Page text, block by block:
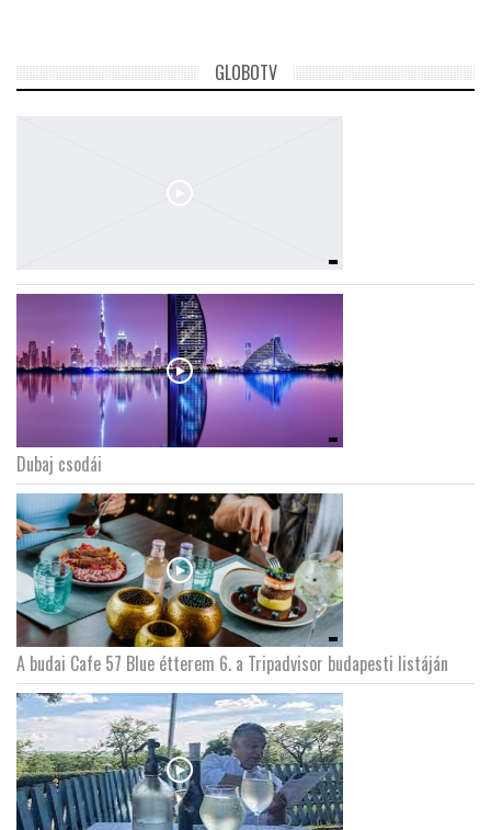
GLOBOTV
Dubaj csodái
A budai Cafe 57 Blue étterem 6. a Tripadvisor budapesti listáján